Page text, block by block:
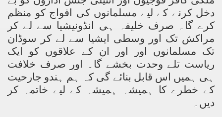
دخل کرنے کے لیے مسلمانوں کی افواج کو منظم
کرے گا۔ صرف خلیفہ ہی انڈونیشیا سے لے کر
مراکش تک اور وسطی ایشیا سے لے کر سوڈان
تک مسلمانوں اور اور ان کے علاقوں کو ایک
ریاست تلے وحدت بخشے گا۔ اور صرف خلافت
ہی ہمیں اس قابل بنائے گی کہ ہم ہندو جارحیت
کے خطرے کا ہمیشہ ہمیشہ کے لیے خاتمہ کر
دیں۔